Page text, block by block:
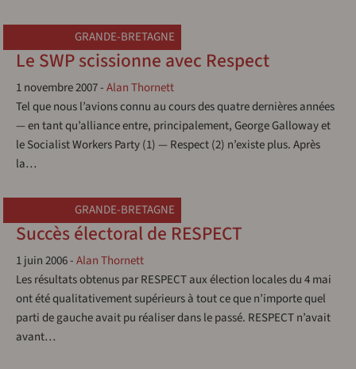
GRANDE-BRETAGNE
Le SWP scissionne avec Respect
1 novembre 2007-Alan Thornett
Tel que nous l’avions connu au cours des quatre dernières années
— en tant qu’alliance entre, principalement, George Galloway et
le Socialist Workers Party (1) — Respect (2) n’existe plus. Après
la…
GRANDE-BRETAGNE
Succès électoral de RESPECT
1 juin 2006-Alan Thornett
Les résultats obtenus par RESPECT aux élection locales du 4 mai
ont été qualitativement supérieurs à tout ce que n’importe quel
parti de gauche avait pu réaliser dans le passé. RESPECT n’avait
avant…